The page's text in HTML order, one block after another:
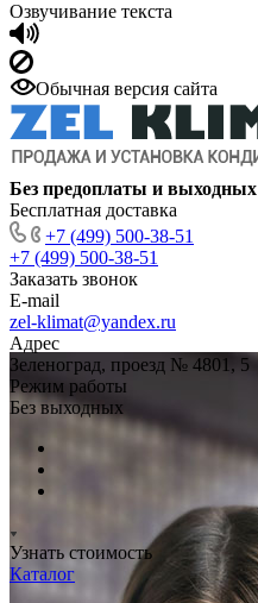
Озвучивание текста
Обычная версия сайта
Без предоплаты и выходных
Бесплатная доставка
+7 (499) 500-38-51
+7 (499) 500-38-51
Заказать звонок
E-mail
zel-klimat@yandex.ru
Адрес
Зеленоград, проезд № 4801, 5
Режим работы
Без выходных
Узнать стоимость
Каталог